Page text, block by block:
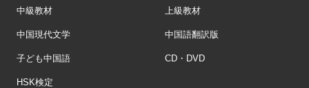
中級教材 上級教材
中国現代文学 中国語翻訳版
子ども中国語 CD・DVD
HSK検定